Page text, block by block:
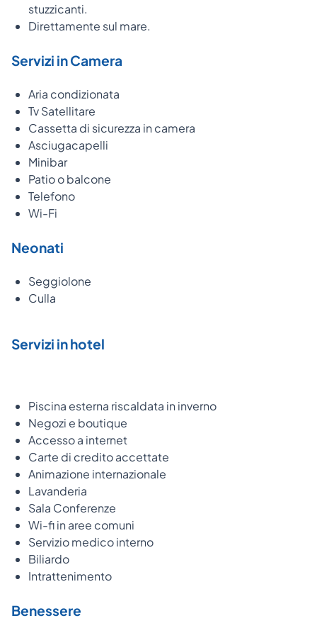
stuzzicanti.
Direttamente sul mare.
Servizi in Camera
Aria condizionata
Tv Satellitare
Cassetta di sicurezza in camera
Asciugacapelli
Minibar
Patio o balcone
Telefono
Wi-Fi
Neonati
Seggiolone
Culla
Servizi in hotel
Piscina esterna riscaldata in inverno
Negozi e boutique
Accesso a internet
Carte di credito accettate
Animazione internazionale
Lavanderia
Sala Conferenze
Wi-fi in aree comuni
Servizio medico interno
Biliardo
Intrattenimento
Benessere